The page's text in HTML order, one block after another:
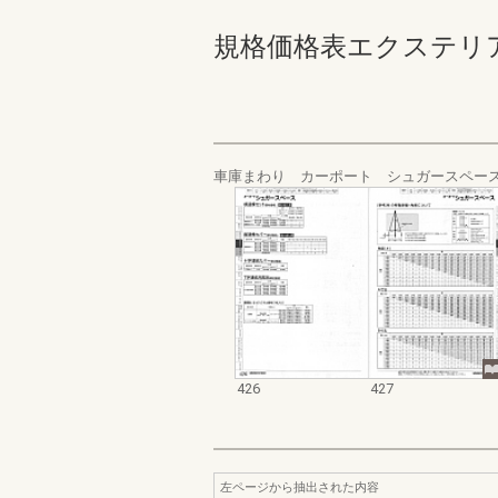
規格価格表エクステリ
車庫まわり カーポート シュガースペー
426 427
左ページから抽出された内容